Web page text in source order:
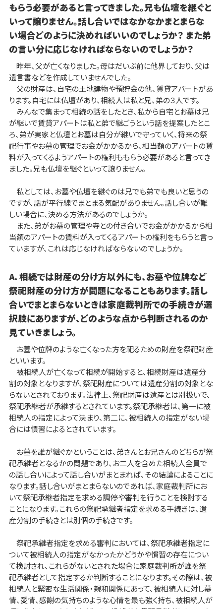
もらう必要があると言ってきました。兄も仏壇を継ぐと
いって譲りません。話し合いではなかなかまとまらな
い場合どのように決めればいいのでしょうか？ また弟
の言い分に応じなければならないのでしょうか？
昨年、父が亡くなりました。母はだいぶ前に他界しており、父は
遺言書などを作成していませんでした。
父の財産は、自宅の土地建物や預貯金の他、賃貸アパートがあ
ります。自宅には仏壇があり、相続人は私と兄、弟の３人です。
みんなで集まって相続の話をしたとき、私から自宅とお墓は兄
が継いで賃貸アパートは私と弟で継ごうという話を提案したとこ
ろ、弟が実家と仏壇とお墓は自分が継いで守っていく、将来の祭
祀行事やお墓の管理でお金がかかるから、相当額のアパートの賃
料が入ってくるようアパートの権利ももらう必要があると言ってき
ました。兄も仏壇を継ぐといって譲りません。
私としては、お墓や仏壇を継ぐのは兄でも弟でも良いと思うの
ですが、話が平行線でまとまる気配がありません。話し合いが難
しい場合に、決める方法があるのでしょうか。
また、弟がお墓の管理や寺との付き合いでお金がかかるから相
当額のアパートの賃料が入ってくるアパートの権利をもらうと言っ
ていますが、これは応じなければならないのでしょうか。
A．相続では財産の分け方以外にも、お墓や位牌など
祭祀財産の分け方が問題になることもあります。話し
合いでまとまらないときは家庭裁判所での手続きが選
択肢にありますが、どのような点から判断されるのか
見ていきましょう。
お墓や位牌のような亡くなった方を祀るための財産を祭祀財産
といいます。
被相続人が亡くなって相続が開始すると、相続財産は遺産分
割の対象となりますが、祭祀財産については遺産分割の対象とな
らないとされております。法律上、祭祀財産は遺産とは別扱いで、
祭祀承継者が承継するとされています。祭祀承継者は、第一に被
相続人の指定によって決まり、第二に、被相続人の指定がない場
合には慣習によるとされています。
お墓を誰が継ぐかということは、弟さんとお兄さんのどちらが祭
祀承継者となるかの問題であり、お二人を含めた相続人全員で
の話し合いによって話し合いがまとまれば、その結論によることに
なります。話し合いがまとまらないのであれば、家庭裁判所にお
いて祭祀承継者指定を求める調停や審判を行うことを検討する
ことになります。これらの祭祀承継者指定を求める手続きは、遺
産分割の手続きとは別個の手続きです。
祭祀承継者指定を求める審判においては、祭祀承継者指定に
ついて被相続人の指定がなかったかどうかや慣習の存在につい
て検討され、これらがないとされた場合に家庭裁判所が誰を祭
祀承継者として指定するか判断することになります。その際は、被
相続人と緊密な生活関係・親和関係にあって、被相続人に対し慕
情、愛情、感謝の気持ちのような心情を最も強く持ち、被相続人が